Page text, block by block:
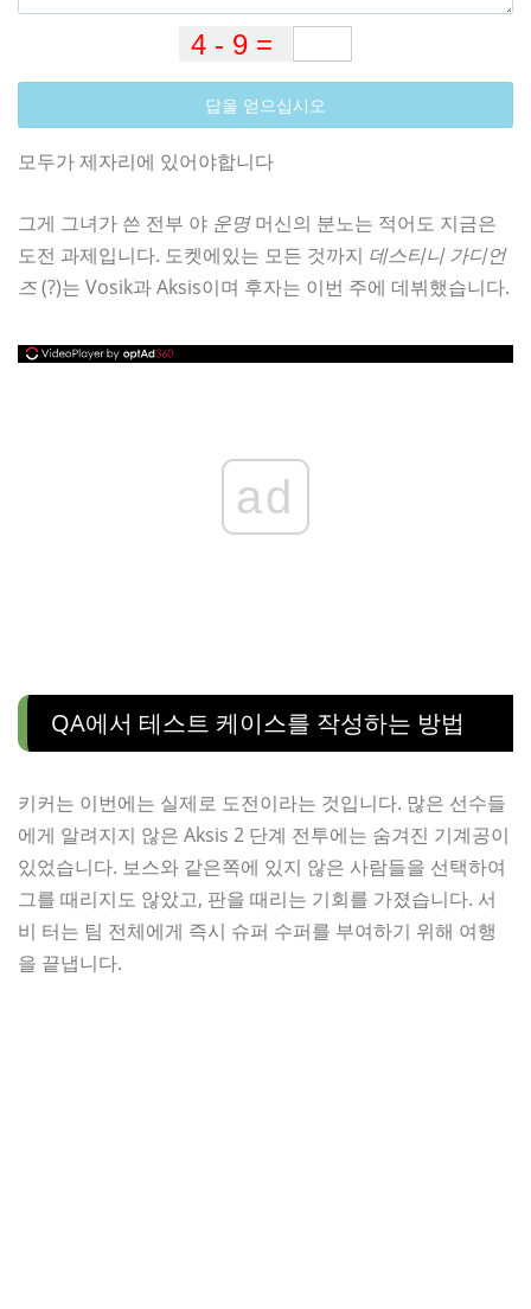
답을 얻으십시오
모두가 제자리에 있어야합니다
그게 그녀가 쓴 전부 야 운명머신의 분노는 적어도 지금은
도전 과제입니다. 도켓에있는 모든 것까지 데스티니 가디언
즈(?)는 Vosik과 Aksis이며 후자는 이번 주에 데뷔했습니다.
ad
QA에서 테스트 케이스를 작성하는 방법
키커는 이번에는 실제로 도전이라는 것입니다. 많은 선수들
에게 알려지지 않은 Aksis 2 단계 전투에는 숨겨진 기계공이
있었습니다. 보스와 같은쪽에 있지 않은 사람들을 선택하여
그를 때리지도 않았고, 판을 때리는 기회를 가졌습니다. 서
비 터는 팀 전체에게 즉시 슈퍼 수퍼를 부여하기 위해 여행
을 끝냅니다.